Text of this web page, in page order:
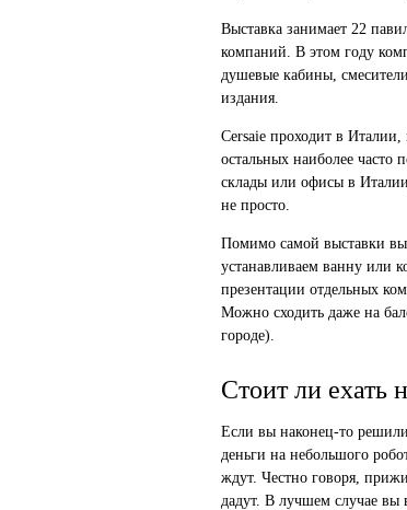
Выставка занимает 22
компаний. В этом году
душевые кабины,
издания.
Cersaie проходит в
остальных наиболее
склады или офисы в
не просто.
Помимо самой выставки вы
устанавливаем ванну или
презентации отдельных
Можно сходить даже на
городе).
Стоит ли ехать
Если вы наконец-то решили
деньги на небольшого
ждут. Честно говоря,
дадут. В лучшем случае вы